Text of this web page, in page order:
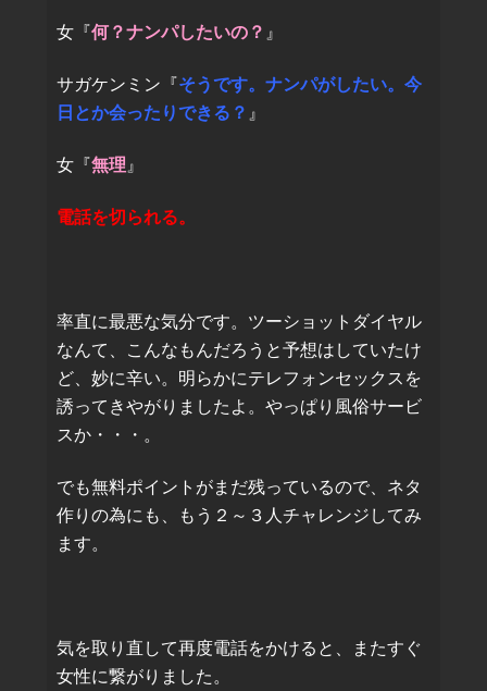
女『何？ナンパしたいの？ 』
サガケンミン『 そうです。ナンパがしたい。今
日とか会ったりできる？ 』
女『無理 』
電話を切られる。
率直に最悪な気分です。ツーショットダイヤル
なんて、こんなもんだろうと予想はしていたけ
ど、妙に辛い。明らかにテレフォンセックスを
誘ってきやがりましたよ。やっぱり風俗サービ
スか・・・。
でも無料ポイントがまだ残っているので、ネタ
作りの為にも、もう２～３人チャレンジしてみ
ます。
気を取り直して再度電話をかけると、またすぐ
女性に繋がりました。